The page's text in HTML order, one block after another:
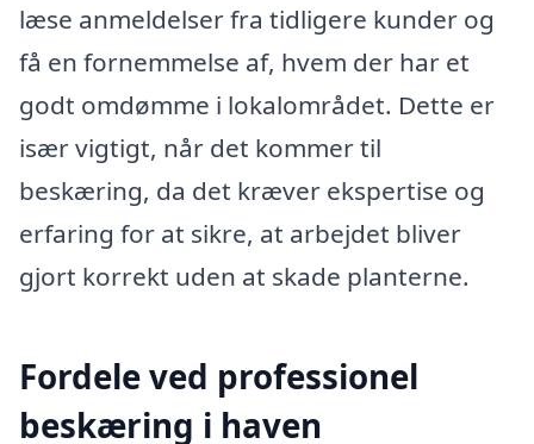
læse anmeldelser fra tidligere kunder og
få en fornemmelse af, hvem der har et
godt omdømme i lokalområdet. Dette er
især vigtigt, når det kommer til
beskæring, da det kræver ekspertise og
erfaring for at sikre, at arbejdet bliver
gjort korrekt uden at skade planterne.
Fordele ved professionel
beskæring i haven